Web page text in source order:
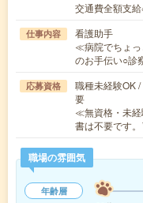
交通費全額支
仕事内容
看護助手
≪病院でちょ
のお手伝い○診
応募資格
職種未経験OK
要
≪無資格・未
書は不要です
職場の雰囲気
年齢層